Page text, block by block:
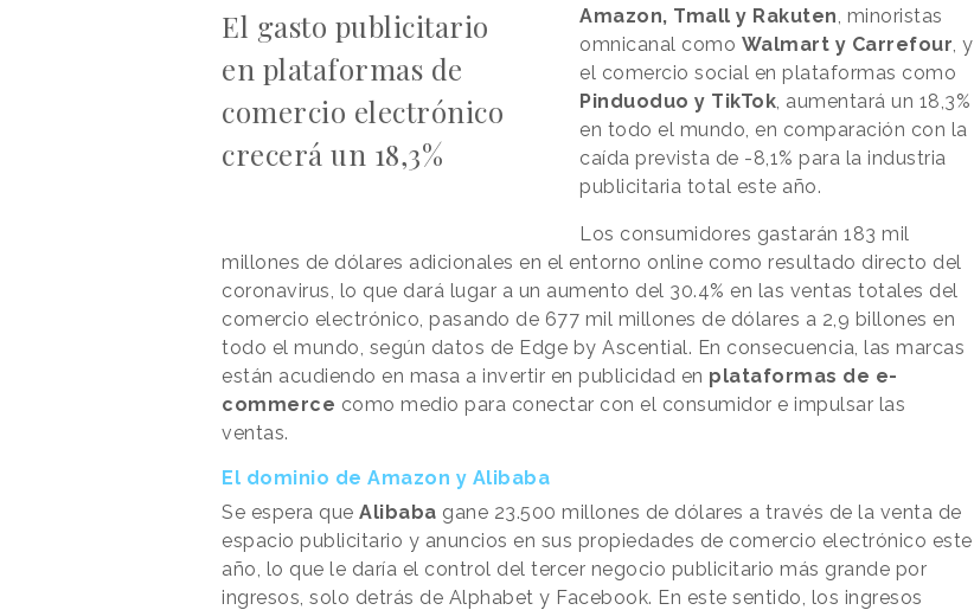
El gasto publicitario
en plataformas de
comercio electrónico
crecerá un 18,3%
Amazon, Tmall y Rakuten , minoristas
omnicanal como Walmart y Carrefour , y
el comercio social en plataformas como
Pinduoduo y TikTok , aumentará un 18,3%
en todo el mundo, en comparación con la
caída prevista de -8,1% para la industria
publicitaria total este año.
Los consumidores gastarán 183 mil
millones de dólares adicionales en el entorno online como resultado directo del
coronavirus, lo que dará lugar a un aumento del 30.4% en las ventas totales del
comercio electrónico, pasando de 677 mil millones de dólares a 2,9 billones en
todo el mundo, según datos de Edge by Ascential. En consecuencia, las marcas
están acudiendo en masa a invertir en publicidad en plataformas de e-
commerce como medio para conectar con el consumidor e impulsar las
ventas.
El dominio de Amazon y Alibaba
Se espera que Alibaba gane 23.500 millones de dólares a través de la venta de
espacio publicitario y anuncios en sus propiedades de comercio electrónico este
año, lo que le daría el control del tercer negocio publicitario más grande por
ingresos, solo detrás de Alphabet y Facebook. En este sentido, los ingresos